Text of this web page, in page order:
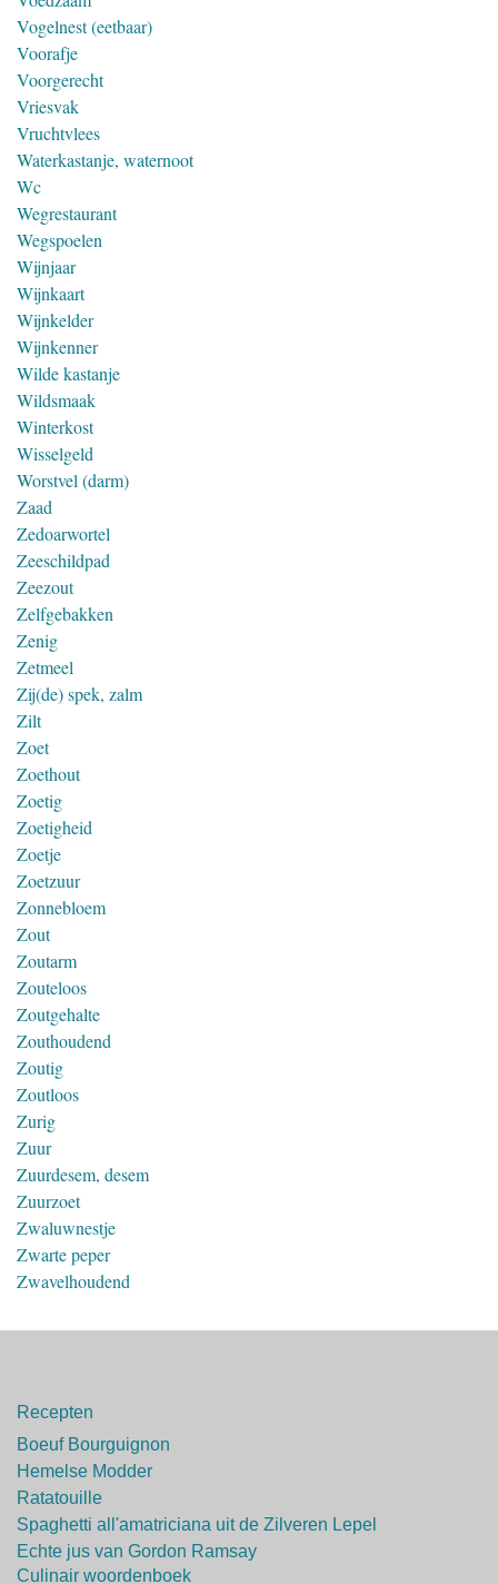
Vogelnest (eetbaar)
Voorafje
Voorgerecht
Vriesvak
Vruchtvlees
Waterkastanje, waternoot
Wc
Wegrestaurant
Wegspoelen
Wijnjaar
Wijnkaart
Wijnkelder
Wijnkenner
Wilde kastanje
Wildsmaak
Winterkost
Wisselgeld
Worstvel (darm)
Zaad
Zedoarwortel
Zeeschildpad
Zeezout
Zelfgebakken
Zenig
Zetmeel
Zij(de) spek, zalm
Zilt
Zoet
Zoethout
Zoetig
Zoetigheid
Zoetje
Zoetzuur
Zonnebloem
Zout
Zoutarm
Zouteloos
Zoutgehalte
Zouthoudend
Zoutig
Zoutloos
Zurig
Zuur
Zuurdesem, desem
Zuurzoet
Zwaluwnestje
Zwarte peper
Zwavelhoudend
Recepten
Boeuf Bourguignon
Hemelse Modder
Ratatouille
Spaghetti all'amatriciana uit de Zilveren Lepel
Echte jus van Gordon Ramsay
Culinair woordenboek